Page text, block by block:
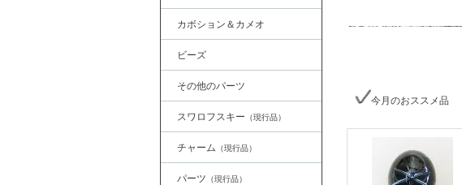
今月のおススメ品
カボション＆カメオ
ビーズ
その他のパーツ
スワロフスキー （現行品）
チャーム （現行品）
パーツ （現行品）